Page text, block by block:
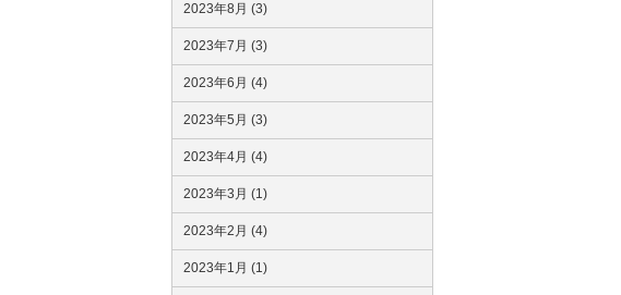
2023年8月 (3)
2023年7月 (3)
2023年6月 (4)
2023年5月 (3)
2023年4月 (4)
2023年3月 (1)
2023年2月 (4)
2023年1月 (1)